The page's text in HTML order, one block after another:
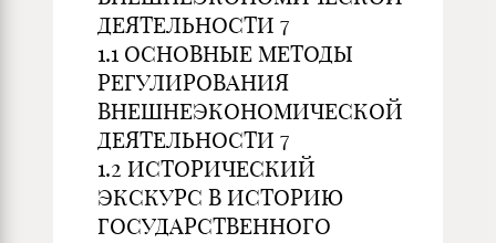
ДЕЯТЕЛЬНОСТИ 7
1.1 ОСНОВНЫЕ МЕТОДЫ
РЕГУЛИРОВАНИЯ
ВНЕШНЕЭКОНОМИЧЕСКОЙ
ДЕЯТЕЛЬНОСТИ 7
1.2 ИСТОРИЧЕСКИЙ
ЭКСКУРС В ИСТОРИЮ
ГОСУДАРСТВЕННОГО